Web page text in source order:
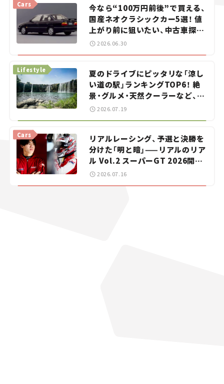
今なら“100万円前後”で買える、
国産ネオクラシックカー5選！ 値
上がり前に狙いたい、中古車探し
をお手伝い――ちょっとイケてるマ
Cars
2026.06.30
夏のドライブにピッタリな「涼し
い道の駅」ランキングTOP6！ 絶
景・グルメ・天然クーラーなど、避
暑におすすめのスポットを紹介
Lifestyle
2026.07.19
リアルレーシング、予選と決勝を
分けた「明と暗」——リアルのリア
ル Vol.2 スーパーGT 2026開幕
戦 岡山国際サーキット
Cars
2026.07.16